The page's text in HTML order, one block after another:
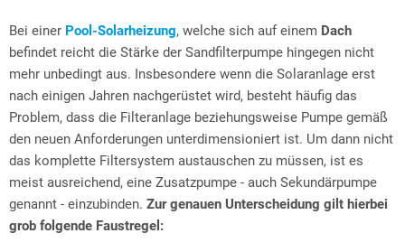
Bei einer Pool-Solarheizung, welche sich auf einem Dach
befindet reicht die Stärke der Sandfilterpumpe hingegen nicht
mehr unbedingt aus. Insbesondere wenn die Solaranlage erst
nach einigen Jahren nachgerüstet wird, besteht häufig das
Problem, dass die Filteranlage beziehungsweise Pumpe gemäß
den neuen Anforderungen unterdimensioniert ist. Um dann nicht
das komplette Filtersystem austauschen zu müssen, ist es
meist ausreichend, eine Zusatzpumpe - auch Sekundärpumpe
genannt - einzubinden. Zur genauen Unterscheidung gilt hierbei
grob folgende Faustregel: